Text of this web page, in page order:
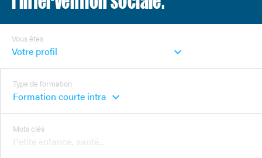
Vous êtes
Type de formation
Mots clés